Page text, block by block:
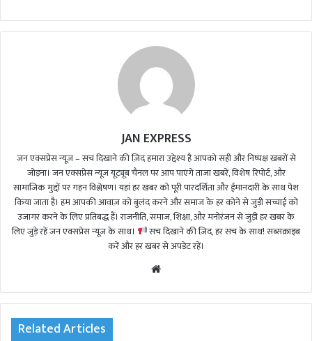
JAN EXPRESS
जन एक्सप्रेस न्यूज़ – सच दिखाने की ज़िद हमारा उद्देश्य है आपको सही और निष्पक्ष खबरों से
जोड़ना। जन एक्सप्रेस न्यूज़ यूट्यूब चैनल पर आप पाएंगे ताजा खबरें, विशेष रिपोर्ट, और
सामाजिक मुद्दों पर गहन विश्लेषण। यहां हर खबर को पूरी पारदर्शिता और ईमानदारी के साथ पेश
किया जाता है। हम आपकी आवाज़ को बुलंद करने और समाज के हर कोने से जुड़ी सच्चाई को
उजागर करने के लिए प्रतिबद्ध हैं। राजनीति, समाज, शिक्षा, और मनोरंजन से जुड़ी हर खबर के
लिए जुड़े रहें जन एक्सप्रेस न्यूज़ के साथ।
सच दिखाने की ज़िद, हर सच के साथ! सब्सक्राइब
करें और हर खबर से अपडेट रहें।
te
Related Articles